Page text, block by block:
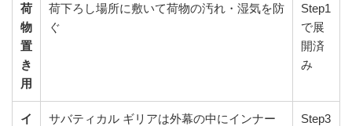
荷
物
置
き
用
荷下ろし場所に敷いて荷物の汚れ・湿気を防
ぐ
Step1
で展
開済
み
イ
サバティカル ギリアは外幕の中にインナー
Step3